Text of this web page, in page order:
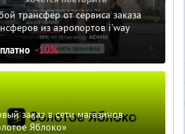
трансфер от сервиса заказа
из аэропортов i'way
-10%
заказ в сети магазинов
Яблоко»